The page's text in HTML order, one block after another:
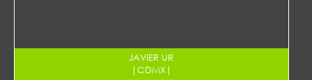
JAVIER UR
| CDMX|